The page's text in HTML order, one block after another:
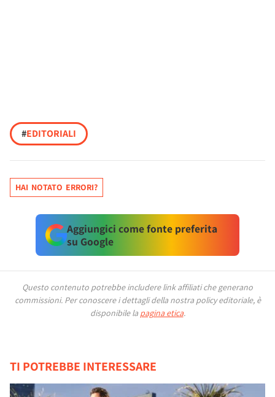
#EDITORIALI
HAI NOTATO ERRORI?
Aggiungici come fonte preferita
su Google
Questo contenuto potrebbe includere link affiliati che generano
commissioni. Per conoscere i dettagli della nostra policy editoriale, è
disponibile la pagina etica.
TI POTREBBE INTERESSARE